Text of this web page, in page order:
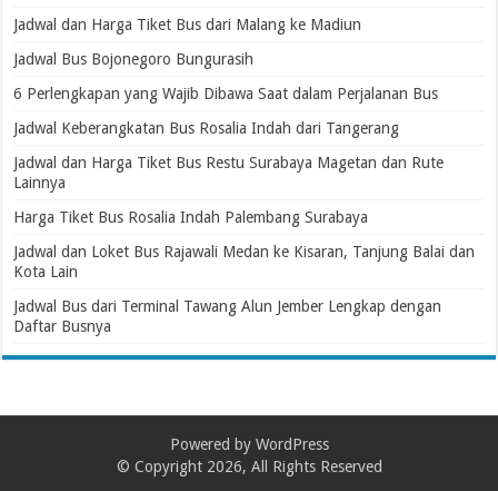
Jadwal dan Harga Tiket Bus dari Malang ke Madiun
Jadwal Bus Bojonegoro Bungurasih
6 Perlengkapan yang Wajib Dibawa Saat dalam Perjalanan Bus
Jadwal Keberangkatan Bus Rosalia Indah dari Tangerang
Jadwal dan Harga Tiket Bus Restu Surabaya Magetan dan Rute
Lainnya
Harga Tiket Bus Rosalia Indah Palembang Surabaya
Jadwal dan Loket Bus Rajawali Medan ke Kisaran, Tanjung Balai dan
Kota Lain
Jadwal Bus dari Terminal Tawang Alun Jember Lengkap dengan
Daftar Busnya
Powered by WordPress
© Copyright 2026, All Rights Reserved